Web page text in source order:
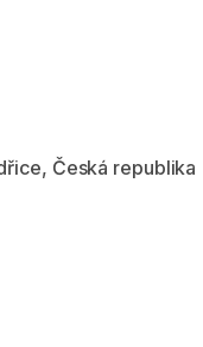
Česká republika